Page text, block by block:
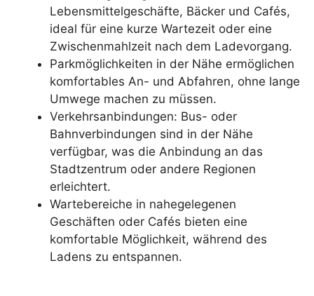
Lebensmittelgeschäfte, Bäcker und Cafés,
ideal für eine kurze Wartezeit oder eine
Zwischenmahlzeit nach dem Ladevorgang.
Parkmöglichkeiten in der Nähe ermöglichen
komfortables An- und Abfahren, ohne lange
Umwege machen zu müssen.
Verkehrsanbindungen: Bus- oder
Bahnverbindungen sind in der Nähe
verfügbar, was die Anbindung an das
Stadtzentrum oder andere Regionen
erleichtert.
Wartebereiche in nahegelegenen
Geschäften oder Cafés bieten eine
komfortable Möglichkeit, während des
Ladens zu entspannen.